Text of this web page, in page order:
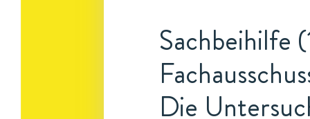
Sachbeihilfe
Die